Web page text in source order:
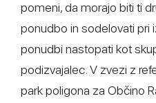
pomeni, da morajo biti ti
ponudbo in sodelovati pri
ponudbi nastopati kot
podizvajalec. V zvezi z
park poligona za Občino